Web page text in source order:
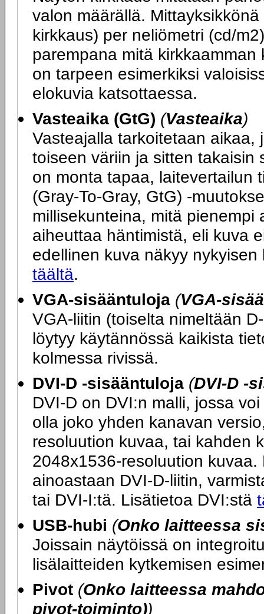
valon määrällä.
kirkkaus) per neliömetri (cd/
parempana mitä
on tarpeen esimerkiksi
elokuvia katsottaessa.
Vasteaika (GtG) (Vasteaika)
Vasteajalla tarkoitetaan aikaa,
toiseen väriin ja sitten takaisin
on monta tapaa, laitevertailun
(Gray-To-Gray, GtG) -
millisekunteina, mitä
aiheuttaa häntimistä, eli kuva
edellinen kuva näkyy
täältä.
VGA-sisääntuloja (VGA-
VGA-liitin (toiselta nimeltään
löytyy käytännössä kaikista
kolmessa rivissä.
DVI-D -sisääntuloja (DVI-D -
DVI-D on DVI:n malli, jossa
olla joko yhden kanavan
resoluution kuvaa, tai kahden
2048x1536-resoluution
ainoastaan DVI-D-liitin,
tai DVI-I:tä. Lisätietoa DVI:stä
USB-hubi (Onko laitteessa
Joissain näytöissä on
lisälaitteiden kytkemisen
Pivot (Onko laitteessa
pivot-toiminto))